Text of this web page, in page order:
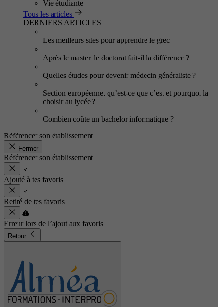
Vie étudiante
Tous les articles
DERNIERS ARTICLES
Les meilleurs sites pour apprendre le grec
Après le master, le doctorat fait-il la différence ?
Quelles études pour devenir médecin généraliste ?
Section européenne, qu’est-ce que c’est et pourquoi la
choisir au lycée ?
Combien coûte un bachelor informatique ?
Référencer son établissement
Fermer
Référencer son établissement
Ajouté à tes favoris
Retiré de tes favoris
Erreur lors de l’ajout aux favoris
Retour